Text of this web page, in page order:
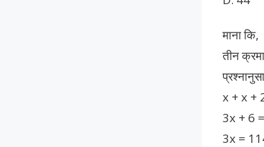
माना कि,
तीन
x + x +
3x + 6
3x =